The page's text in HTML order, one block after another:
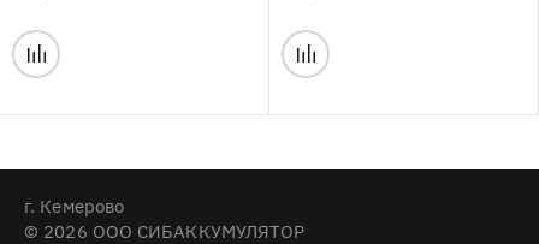
г. Кемерово
© 2026 ООО СИБАККУМУЛЯТОР